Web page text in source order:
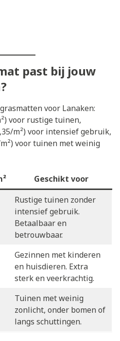
past bij jouw
voor Lanaken:
voor rustige tuinen,
m²) voor intensief gebruik,
voor tuinen met weinig
Geschikt voor
Rustige tuinen zonder
intensief gebruik.
Betaalbaar en
betrouwbaar.
Gezinnen met kinderen
en huisdieren. Extra
sterk en veerkrachtig.
Tuinen met weinig
zonlicht, onder bomen of
langs schuttingen.